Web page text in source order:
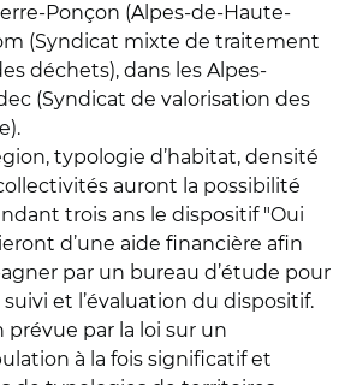
Ponçon (Alpes-de-Haute-
(Syndicat mixte de traitement
déchets), dans les Alpes-
(Syndicat de valorisation des
typologie d’habitat, densité
auront la possibilité
trois ans le dispositif "Oui
d’une aide financière afin
par un bureau d’étude pour
suivi et l’évaluation du dispositif.
prévue par la loi sur un
à la fois significatif et